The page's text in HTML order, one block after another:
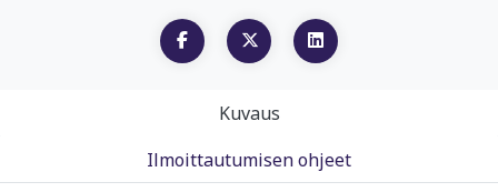
Kuvaus
Ilmoittautumisen ohjeet